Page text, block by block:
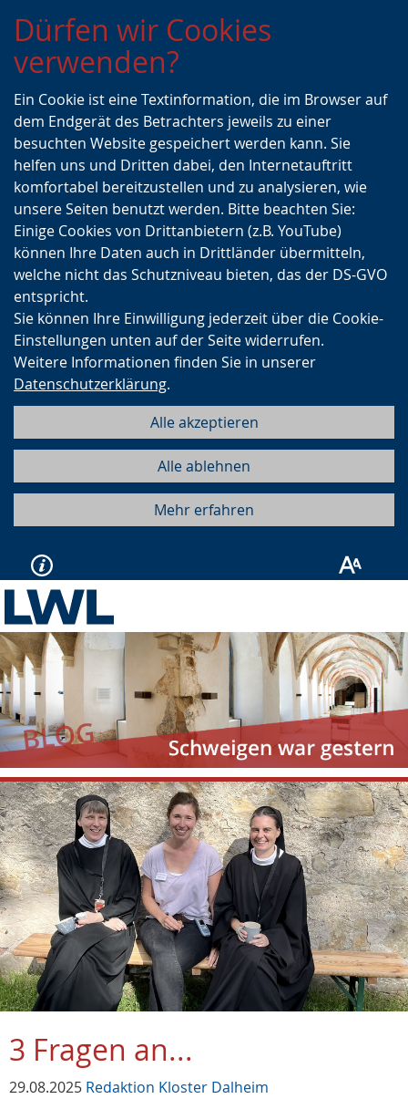
Zur
Hauptnavigation
Zur
Seitennavigation
Zum
Inhalt
Dürfen wir Cookies
verwenden?
Ein Cookie ist eine Textinformation, die im Browser auf
dem Endgerät des Betrachters jeweils zu einer
besuchten Website gespeichert werden kann. Sie
helfen uns und Dritten dabei, den Internetauftritt
komfortabel bereitzustellen und zu analysieren, wie
unsere Seiten benutzt werden. Bitte beachten Sie:
Einige Cookies von Drittanbietern (z.B. YouTube)
können Ihre Daten auch in Drittländer übermitteln,
welche nicht das Schutzniveau bieten, das der DS-GVO
entspricht.
Sie können Ihre Einwilligung jederzeit über die Cookie-
Einstellungen unten auf der Seite widerrufen.
Weitere Informationen finden Sie in unserer
Datenschutzerklärung.
Alle akzeptieren
Alle ablehnen
Mehr erfahren
3 Fragen an...
29.08.2025 Redaktion Kloster Dalheim